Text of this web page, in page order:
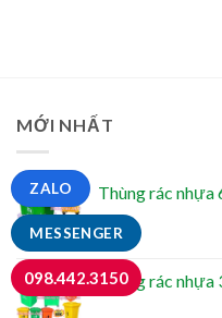
MỚI NHẤT
Thùng rác nhựa
Thùng rác
MESSENGER
ZALO
098.442.3150